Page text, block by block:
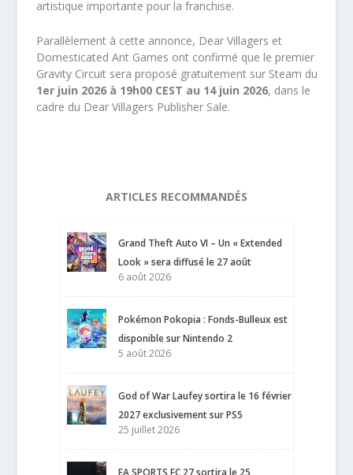
artistique importante pour la franchise.
Parallèlement à cette annonce, Dear Villagers et
Domesticated Ant Games ont confirmé que le premier
Gravity Circuit sera proposé gratuitement sur Steam du
1er juin 2026 à 19h00 CEST au 14 juin 2026, dans le
cadre du Dear Villagers Publisher Sale.
ARTICLES RECOMMANDÉS
Grand Theft Auto VI – Un « Extended
Look » sera diffusé le 27 août
6 août 2026
Pokémon Pokopia : Fonds-Bulleux est
disponible sur Nintendo 2
5 août 2026
God of War Laufey sortira le 16 février
2027 exclusivement sur PS5
25 juillet 2026
EA SPORTS FC 27 sortira le 25